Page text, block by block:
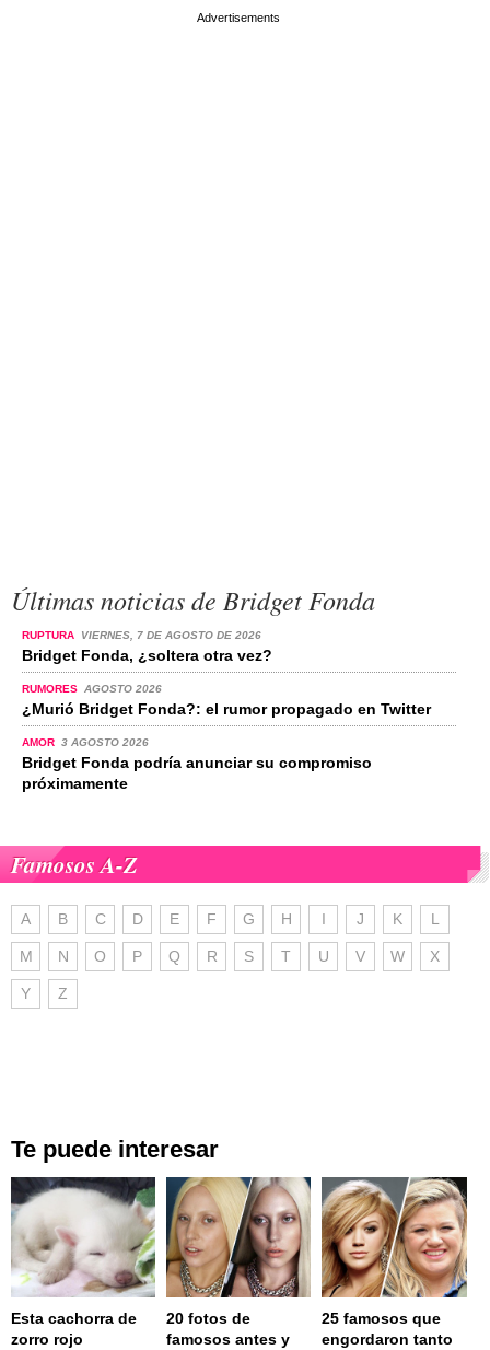
Últimas noticias de Bridget Fonda
RUPTURA VIERNES, 7 DE AGOSTO DE 2026
Bridget Fonda, ¿soltera otra vez?
RUMORES AGOSTO 2026
¿Murió Bridget Fonda?: el rumor propagado en Twitter
AMOR 3 AGOSTO 2026
Bridget Fonda podría anunciar su compromiso
próximamente
Famosos A-Z
A B C D E F G H I J K L
M N O P Q R S T U V W X
Y Z
Te puede interesar
Esta cachorra de
zorro rojo
20 fotos de
famosos antes y
25 famosos que
engordaron tanto